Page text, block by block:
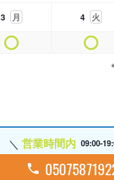
3 月 4 火
営業時間内 09:00-